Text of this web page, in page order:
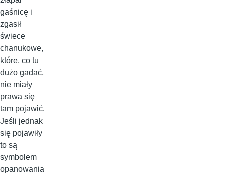
gaśnicę i
zgasił
świece
chanukowe,
które, co tu
dużo gadać,
nie miały
prawa się
tam pojawić.
Jeśli jednak
się pojawiły
to są
symbolem
opanowania